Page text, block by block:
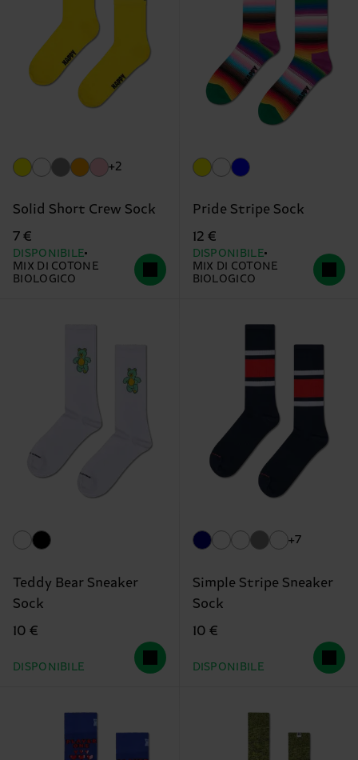
+2
Solid Short Crew Sock
7 €
DISPONIBILE
MIX DI COTONE
BIOLOGICO
Pride Stripe Sock
12 €
DISPONIBILE
MIX DI COTONE
BIOLOGICO
Teddy Bear Sneaker
Sock
10 €
DISPONIBILE
+7
Simple Stripe Sneaker
Sock
10 €
DISPONIBILE